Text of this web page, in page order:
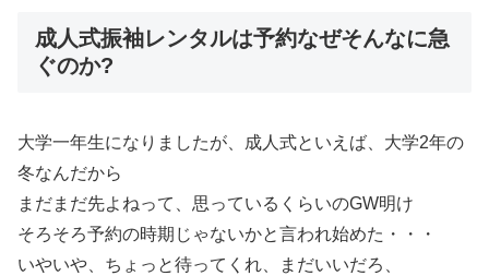
成人式振袖レンタルは予約なぜそんなに急
ぐのか?
大学一年生になりましたが、成人式といえば、大学2年の
冬なんだから
まだまだ先よねって、思っているくらいのGW明け
そろそろ予約の時期じゃないかと言われ始めた・・・
いやいや、ちょっと待ってくれ、まだいいだろ、